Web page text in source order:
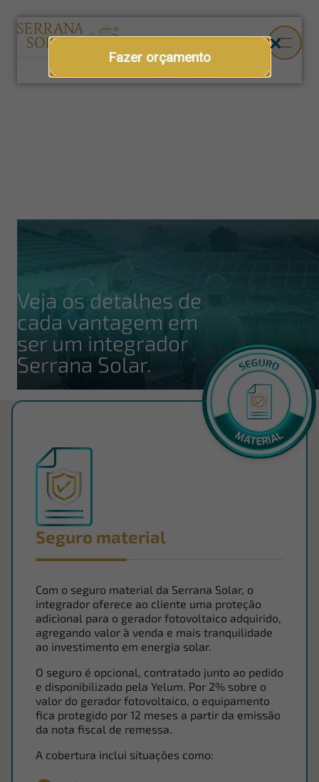
Fazer orçamento
Veja os detalhes de
cada vantagem em
ser um integrador
Serrana Solar.
Seguro material
Com o seguro material da Serrana Solar, o
integrador oferece ao cliente uma proteção
adicional para o gerador fotovoltaico adquirido,
agregando valor à venda e mais tranquilidade
ao investimento em energia solar.
O seguro é opcional, contratado junto ao pedido
e disponibilizado pela Yelum. Por 2% sobre o
valor do gerador fotovoltaico, o equipamento
fica protegido por 12 meses a partir da emissão
da nota fiscal de remessa.
A cobertura inclui situações como: